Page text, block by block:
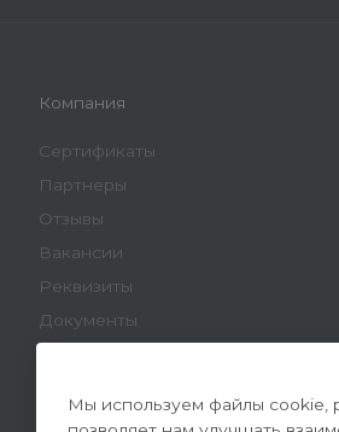
Компания
Сертификаты
Партнеры
Отзывы
Вакансии
Реквизиты
Документы
Мы используем файлы cookie,